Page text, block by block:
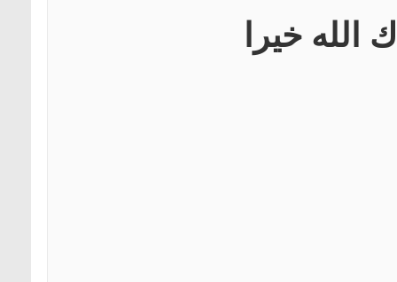
الله خيرا